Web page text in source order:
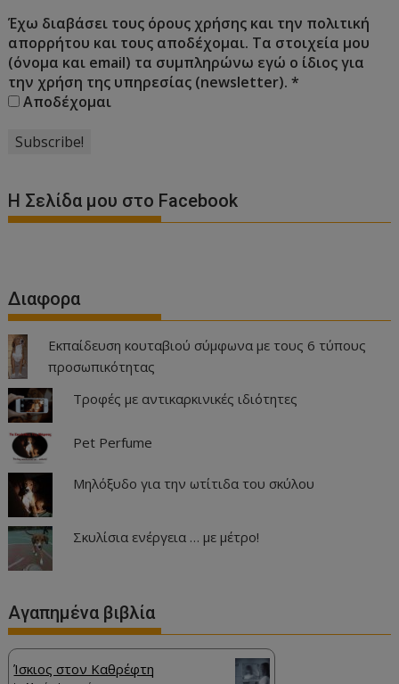
Έχω διαβάσει τους όρους χρήσης και την πολιτική
απορρήτου και τους αποδέχομαι. Τα στοιχεία μου
(όνομα και email) τα συμπληρώνω εγώ ο ίδιος για
την χρήση της υπηρεσίας (newsletter).*
Αποδέχομαι
Η Σελίδα μου στο Facebook
Διαφορα
Εκπαίδευση κουταβιού σύμφωνα με τους 6 τύπους
προσωπικότητας
Τροφές με αντικαρκινικές ιδιότητες
Pet Perfume
Μηλόξυδο για την ωτίτιδα του σκύλου
Σκυλίσια ενέργεια … με μέτρο!
Αγαπημένα βιβλία
Ίσκιος στον Καθρέφτη